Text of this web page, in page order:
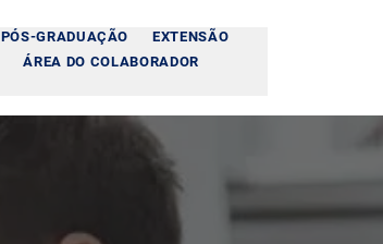
PÓS-GRADUAÇÃO
EXTENSÃO
ÁREA DO COLABORADOR